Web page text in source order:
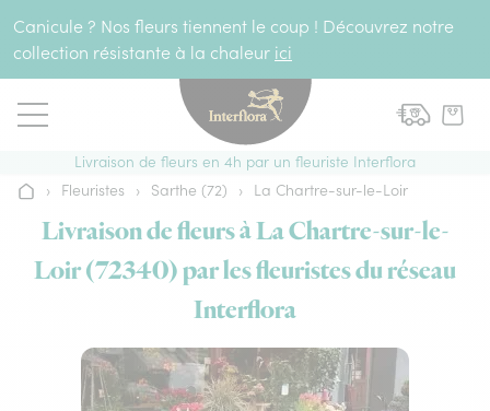
Canicule ? Nos fleurs tiennent le coup ! Découvrez notre
collection résistante à la chaleur ici
Livraison de fleurs en 4h par un fleuriste Interflora
Accueil
› Fleuristes › Sarthe (72) › La Chartre-sur-le-Loir
Livraison de fleurs à La Chartre-sur-le-
Loir (72340) par les fleuristes du réseau
Interflora